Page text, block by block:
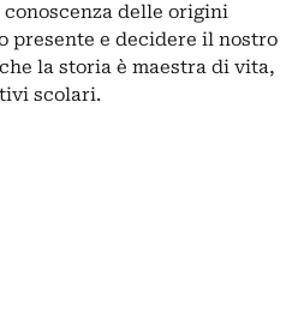
delle origini
presente e decidere il nostro
la storia è maestra di vita,
scolari.